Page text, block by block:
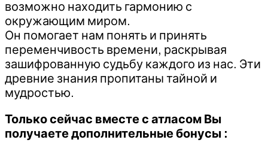
возможно находить гармонию с
окружающим миром.
Он помогает нам понять и принять
переменчивость времени, раскрывая
зашифрованную судьбу каждого из нас. Эти
древние знания пропитаны тайной и
мудростью.
Только сейчас вместе с атласом Вы
получаете дополнительные бонусы :